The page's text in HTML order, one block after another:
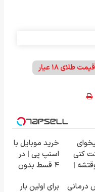
قیمت طلای ۱۸ عیار
کنی
|
خرید موبایل با
اسنپ پی | در
۴ قسط بدون
درمانی
برای اولین بار